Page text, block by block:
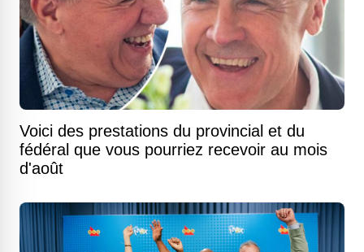
Voici des prestations du provincial et du
fédéral que vous pourriez recevoir au mois
d'août